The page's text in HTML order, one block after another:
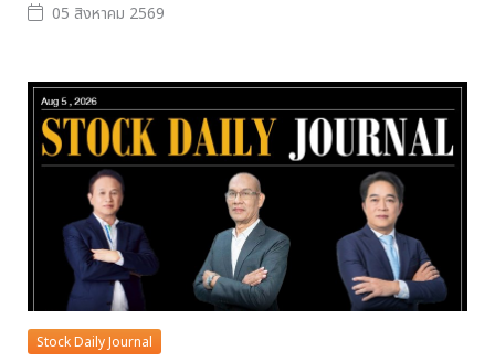
05 สิงหาคม 2569
Stock Daily Journal